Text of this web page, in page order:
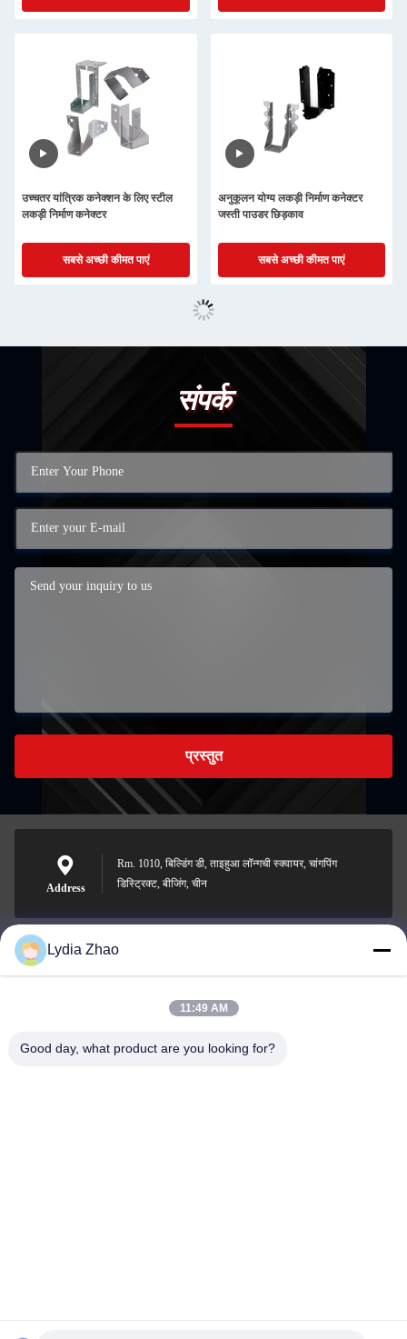
उच्चतर यांत्रिक कनेक्शन के लिए स्टील
लकड़ी निर्माण कनेक्टर
सबसे अच्छी कीमत पाएं
अनुकूलन योग्य लकड़ी निर्माण कनेक्टर
जस्ती पाउडर छिड़काव
सबसे अच्छी कीमत पाएं
संपर्क
प्रस्तुत
Address
Rm. 1010, बिल्डिंग डी, ताइहुआ लॉन्गची स्क्वायर, चांगपिंग
डिस्ट्रिक्ट, बीजिंग, चीन
jesingd@vip.sina.com
Lydia Zhao
11:49 AM
Good day, what product are you looking for?